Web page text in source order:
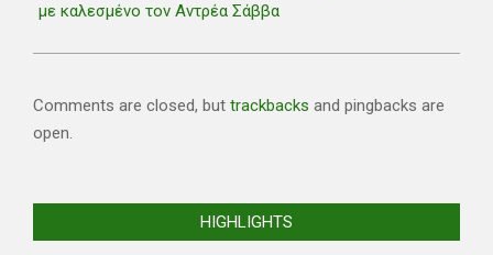
με καλεσμένο τον Αντρέα Σάββα
Comments are closed, but trackbacks and pingbacks are
open.
HIGHLIGHTS